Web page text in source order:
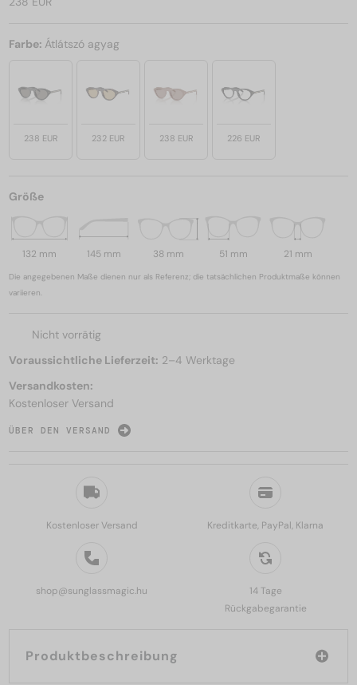
Kostenloser Versand Kreditkarte, PayPal, Klarna
shop@sunglassmagic.hu
14 Tage
Rückgabegarantie
Produktbeschreibung
Farbe: Átlátszó agyag
238 EUR 232 EUR 238 EUR 226 EUR
Größe
132 mm 145 mm 38 mm 51 mm 21 mm
Die angegebenen Maße dienen nur als Referenz; die tatsächlichen Produktmaße können
variieren.
Nicht vorrätig
Voraussichtliche Lieferzeit: 2–4 Werktage
Versandkosten:
Kostenloser Versand
ÜBER DEN VERSAND